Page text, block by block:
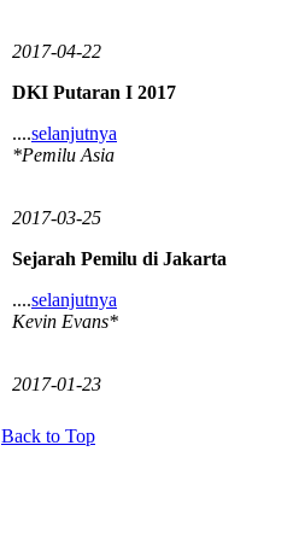
2017-04-22
DKI Putaran I 2017
....selanjutnya
*Pemilu Asia
2017-03-25
Sejarah Pemilu di Jakarta
....selanjutnya
Kevin Evans*
2017-01-23
Back to Top